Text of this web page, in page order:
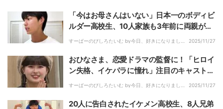
「今はお母さんはいない」日本一のボディビ
ルダー高校生、10人家族も3年前に両親が離
婚「父が男でひとつで育ててくれた」
すーぱーのびしろたいむ by今日、好きになりまし
2025/11/27
おひなさま、恋愛ドラマの監督に！「ヒロイ
ン失格、イケパラに憧れ」注目のキャストは
「顔が良さげな2人を選びました」
すーぱーのびしろたいむ by今日、好きになりまし
2025/11/27
20人に告白されたイケメン高校生、8人兄弟